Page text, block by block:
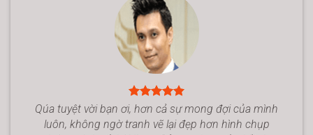
Qúa tuyệt vời bạn ơi, hơn cả sự mong đợi của mình
luôn, không ngờ tranh vẽ lại đẹp hơn hình chụp